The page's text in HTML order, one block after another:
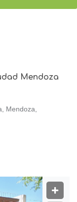
Mendoza
Mendoza,